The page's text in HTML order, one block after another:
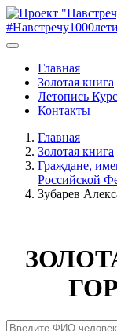
Главная
Золотая книга
Летопись
Контакты
Главная
Золотая книга
Граждане,
Российской
Зубарев